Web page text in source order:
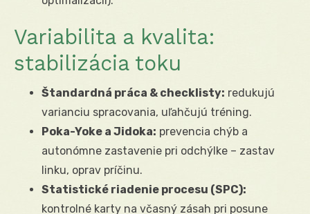
Variabilita a kvalita:
stabilizácia toku
Štandardná práca & checklisty: redukujú
varianciu spracovania, uľahčujú tréning.
Poka-Yoke a Jidoka: prevencia chýb a
autonómne zastavenie pri odchýlke – zastav
linku, oprav príčinu.
Statistické riadenie procesu (SPC):
kontrolné karty na včasný zásah pri posune